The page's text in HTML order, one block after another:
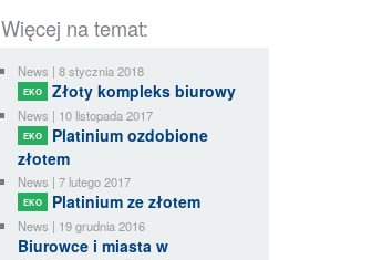
Więcej na temat:
News | 8 stycznia 2018
EKO Złoty kompleks biurowy
News | 10 listopada 2017
EKO
Platinium ozdobione
złotem
News | 7 lutego 2017
EKO Platinium ze złotem
News | 19 grudnia 2016
Biurowce i miasta w